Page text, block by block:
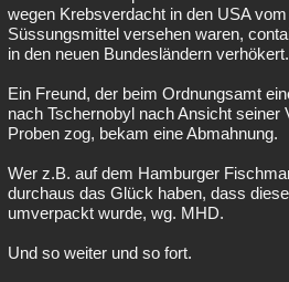
wegen Krebsverdacht in den USA
Süssungsmittel versehen waren,
in den neuen Bundesländern verhökert.
Ein Freund, der beim Ordnungsamt
nach Tschernobyl nach Ansicht seiner
Proben zog, bekam eine Abmahnung.
Wer z.B. auf dem Hamburger
durchaus das Glück haben, dass
umverpackt wurde, wg. MHD.
Und so weiter und so fort.